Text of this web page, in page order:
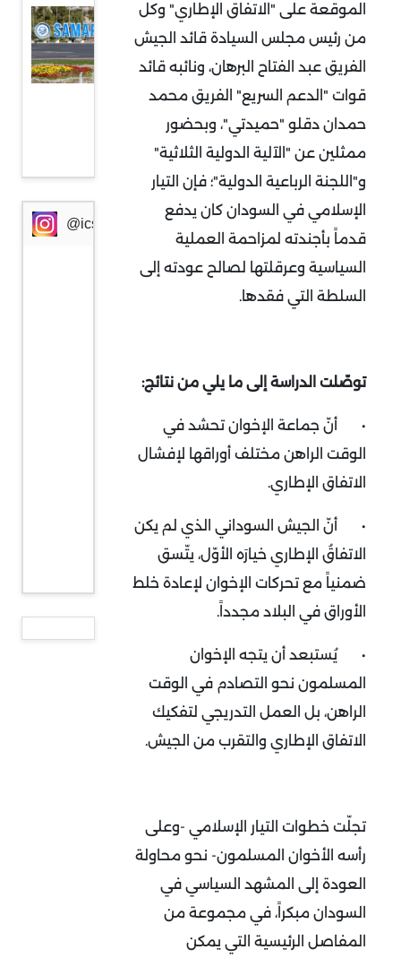
الموقعة على "الاتفاق الإطاري" وكل
من رئيس مجلس السيادة قائد الجيش
الفريق عبد الفتاح البرهان، ونائبه قائد
قوات "الدعم السريع" الفريق محمد
حمدان دقلو "حميدتي"، وبحضور
ممثلين عن "الآلية الدولية الثلاثية"
و"اللجنة الرباعية الدولية"؛ فإن التيار
الإسلامي في السودان كان يدفع
قدماً بأجندته لمزاحمة العملية
السياسية وعرقلتها لصالح عودته إلى
السلطة التي فقدها.
توصّلت الدراسة إلى ما يلي من نتائج:
•
أنّ جماعة الإخوان تحشد في
الوقت الراهن مختلف أوراقها لإفشال
الاتفاق الإطاري.
•
أنّ الجيش السوداني الذي لم يكن
الاتفاقُ الإطاري خيارَه الأوّل، يتّسق
ضمنياً مع تحركات الإخوان لإعادة خلط
الأوراق في البلاد مجدداً.
•
يُستبعد أن يتجه الإخوان
المسلمون نحو التصادم في الوقت
الراهن، بل العمل التدريجي لتفكيك
الاتفاق الإطاري والتقرب من الجيش.
تجلّت خطوات التيار الإسلامي -وعلى
رأسه الأخوان المسلمون- نحو محاولة
العودة إلى المشهد السياسي في
السودان مبكراً، في مجموعة من
المفاصل الرئيسية التي يمكن
إعلان
سمرقند
وإعادة
التوازن
للعلاقات
الدولية
@icssresearch